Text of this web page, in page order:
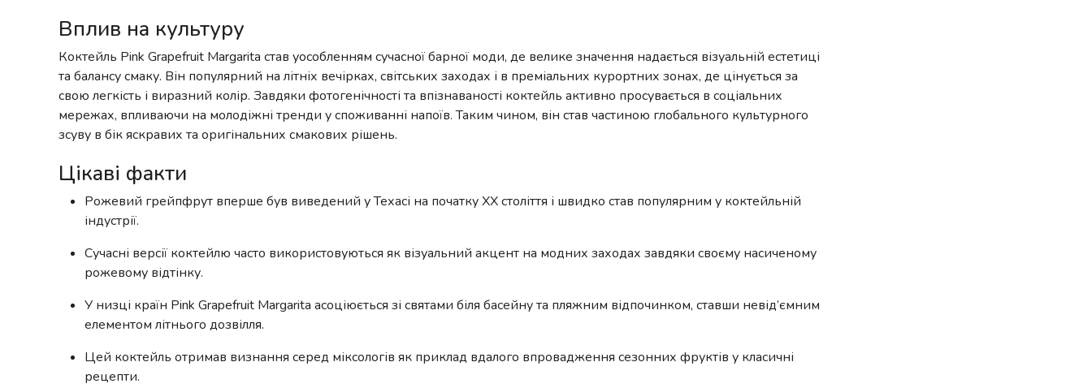
Вплив на культуру
Коктейль Pink Grapefruit Margarita став уособленням сучасної барної моди, де велике значення надається візуальній естетиці
та балансу смаку. Він популярний на літніх вечірках, світських заходах і в преміальних курортних зонах, де цінується за
свою легкість і виразний колір. Завдяки фотогенічності та впізнаваності коктейль активно просувається в соціальних
мережах, впливаючи на молодіжні тренди у споживанні напоїв. Таким чином, він став частиною глобального культурного
зсуву в бік яскравих та оригінальних смакових рішень.
Цікаві факти
Рожевий грейпфрут вперше був виведений у Техасі на початку XX століття і швидко став популярним у коктейльній
індустрії.
Сучасні версії коктейлю часто використовуються як візуальний акцент на модних заходах завдяки своєму насиченому
рожевому відтінку.
У низці країн Pink Grapefruit Margarita асоціюється зі святами біля басейну та пляжним відпочинком, ставши невід’ємним
елементом літнього дозвілля.
Цей коктейль отримав визнання серед міксологів як приклад вдалого впровадження сезонних фруктів у класичні
рецепти.